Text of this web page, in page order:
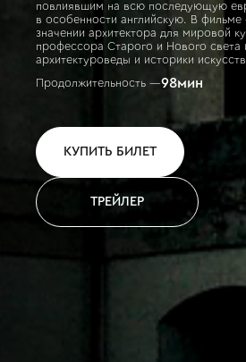
повлиявшим на всю последующую
в особенности английскую. В фильме
значении архитектора для мировой
профессора Старого и Нового света
архитектуроведы и историки
Продолжительность —98мин
КУПИТЬ БИЛЕТ
ТРЕЙЛЕР